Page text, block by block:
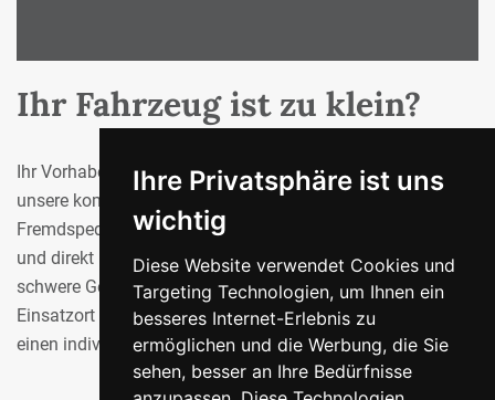
Ihre Privatsphäre ist uns
wichtig
Diese Website verwendet Cookies und
Targeting Technologien, um Ihnen ein
besseres Internet-Erlebnis zu
ermöglichen und die Werbung, die Sie
sehen, besser an Ihre Bedürfnisse
Ihr Fahrzeug ist zu klein?
Ihr Vorhaben ist größer als Ihr Auto? Dann greifen Sie auf
unsere kompetenten Partner zurück. Mit Hilfe von unserer
Fremdspedition können Sie Ihren Einkauf schnell, sicher
und direkt nach Hause transportieren. Große, sperrige und
schwere Gegenstände gelangen so bequem an den
Einsatzort Ihres Bauvorhabens. Gerne erstellen wir Ihnen
einen individuellen Kostenvoranschlag für Ihren Transport.